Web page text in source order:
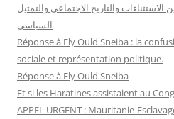
والتاريخ الاجتماعي والتمثيل
السياسي
Réponse à Ely Ould Sneiba : la
sociale et représentation politique.
Réponse à Ely Ould Sneiba
Et si les Haratines assistaient au
APPEL URGENT : Mauritanie-